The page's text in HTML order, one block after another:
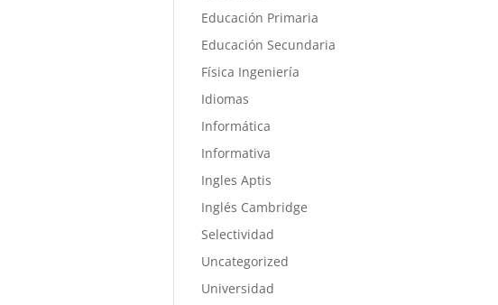
Educación Primaria
Educación Secundaria
Física Ingeniería
Idiomas
Informática
Informativa
Ingles Aptis
Inglés Cambridge
Selectividad
Uncategorized
Universidad